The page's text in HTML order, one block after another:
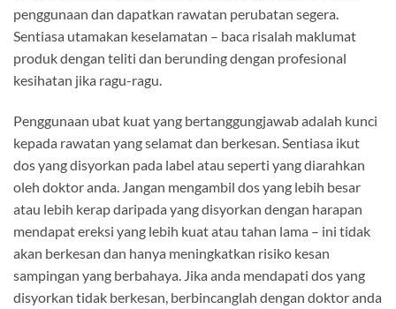
penggunaan dan dapatkan rawatan perubatan segera.
Sentiasa utamakan keselamatan – baca risalah maklumat
produk dengan teliti dan berunding dengan profesional
kesihatan jika ragu-ragu.
Penggunaan ubat kuat yang bertanggungjawab adalah kunci
kepada rawatan yang selamat dan berkesan. Sentiasa ikut
dos yang disyorkan pada label atau seperti yang diarahkan
oleh doktor anda. Jangan mengambil dos yang lebih besar
atau lebih kerap daripada yang disyorkan dengan harapan
mendapat ereksi yang lebih kuat atau tahan lama – ini tidak
akan berkesan dan hanya meningkatkan risiko kesan
sampingan yang berbahaya. Jika anda mendapati dos yang
disyorkan tidak berkesan, berbincanglah dengan doktor anda